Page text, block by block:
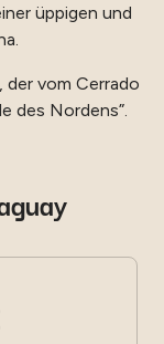
üppigen und
der vom Cerrado
des Nordens”.